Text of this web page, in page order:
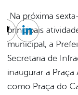
Na próxima
principais
municipal, a
Secretaria de
inaugurar a Praça
como Praça do
Twitter